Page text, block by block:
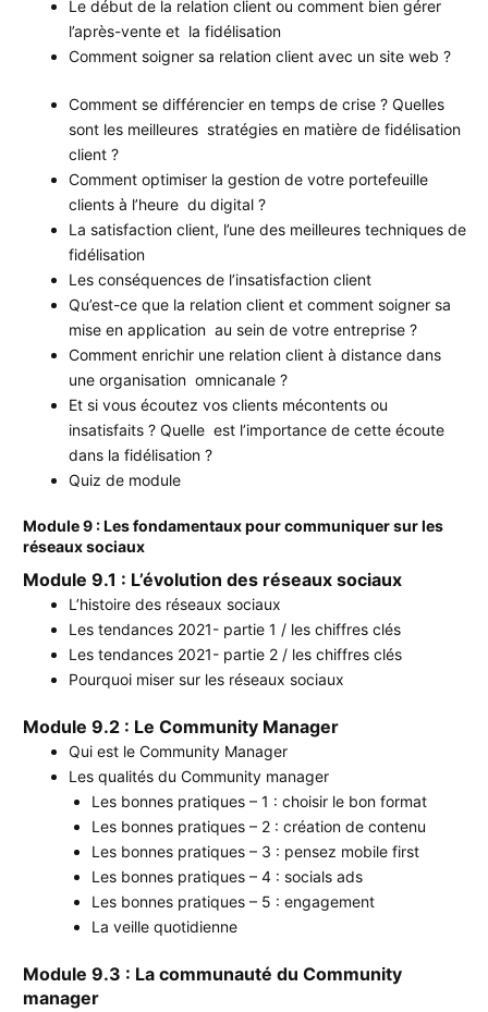
Le début de la relation client ou comment bien gérer
l’après-vente et la fidélisation
Comment soigner sa relation client avec un site web ?
Comment se différencier en temps de crise ? Quelles
sont les meilleures stratégies en matière de fidélisation
client ?
Comment optimiser la gestion de votre portefeuille
clients à l’heure du digital ?
La satisfaction client, l’une des meilleures techniques de
fidélisation
Les conséquences de l’insatisfaction client
Qu’est-ce que la relation client et comment soigner sa
mise en application au sein de votre entreprise ?
Comment enrichir une relation client à distance dans
une organisation omnicanale ?
Et si vous écoutez vos clients mécontents ou
insatisfaits ? Quelle est l’importance de cette écoute
dans la fidélisation ?
Quiz de module
Module 9 : Les fondamentaux pour communiquer sur les
réseaux sociaux
Module 9.1 : L’évolution des réseaux sociaux
L’histoire des réseaux sociaux
Les tendances 2021- partie 1 / les chiffres clés
Les tendances 2021- partie 2 / les chiffres clés
Pourquoi miser sur les réseaux sociaux
Module 9.2 : Le Community Manager
Qui est le Community Manager
Les qualités du Community manager
Les bonnes pratiques – 1 : choisir le bon format
Les bonnes pratiques – 2 : création de contenu
Les bonnes pratiques – 3 : pensez mobile first
Les bonnes pratiques – 4 : socials ads
Les bonnes pratiques – 5 : engagement
La veille quotidienne
Module 9.3 : La communauté du Community
manager